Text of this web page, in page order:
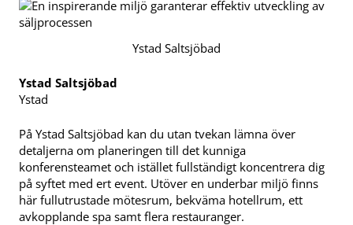
Ystad Saltsjöbad
Ystad Saltsjöbad
Ystad
På Ystad Saltsjöbad kan du utan tvekan lämna över
detaljerna om planeringen till det kunniga
konferensteamet och istället fullständigt koncentrera dig
på syftet med ert event. Utöver en underbar miljö finns
här fullutrustade mötesrum, bekväma hotellrum, ett
avkopplande spa samt flera restauranger.